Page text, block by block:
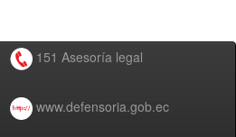
151 Asesoría legal
www.defensoria.gob.ec